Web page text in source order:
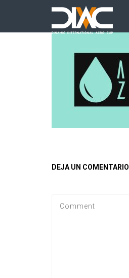
DEJA UN COMENTARIO